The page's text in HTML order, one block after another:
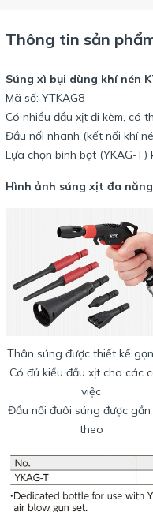
Thông tin sản
Súng xì bụi dùng khí nén
Mã số: YTKAG8
Có nhiều đầu xịt đi kèm, có
Đầu nối nhanh (kết nối khí
Lựa chọn bình bọt (YKAG-T)
Hình ảnh súng xịt đa
Thân súng được thiết kế
Có đủ kiểu đầu xịt cho các
việc
Đầu nối đuôi súng được gắn
theo